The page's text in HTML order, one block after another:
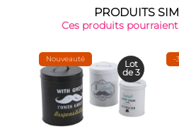
PRODUITS
Ces produits
Nouveauté
Lot
de 3
-